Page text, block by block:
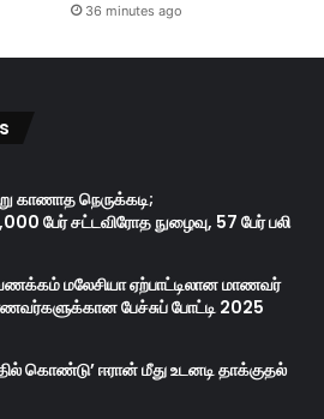
36 minutes ago
காணாத நெருக்கடி;
பேர் சட்டவிரோத நுழைவு, 57 பேர் பலி
மலேசியா ஏற்பாட்டிலான மாணவர்
பேச்சுப் போட்டி 2025
கொண்டு’ ஈரான் மீது உடனடி தாக்குதல்